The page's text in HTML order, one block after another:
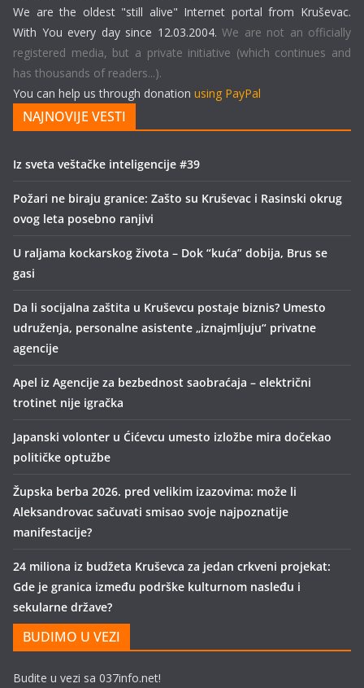
We are the oldest "still alive" Internet portal from Kruševac.
With You every day since 12.03.2004. We are not an officially
registered media, but a private initiative (which continues and
has thousands of readers...).
You can help us through donation using PayPal
NAJNOVIJE VESTI
Iz sveta veštačke inteligencije #39
Požari ne biraju granice: Zašto su Kruševac i Rasinski okrug
ovog leta posebno ranjivi
U raljama kockarskog života – Dok “kuća” dobija, Brus se
gasi
Da li socijalna zaštita u Kruševcu postaje biznis? Umesto
udruženja, personalne asistente „iznajmljuju“ privatne
agencije
Apel iz Agencije za bezbednost saobraćaja – električni
trotinet nije igračka
Japanski volonter u Ćićevcu umesto izložbe mira dočekao
političke optužbe
Župska berba 2026. pred velikim izazovima: može li
Aleksandrovac sačuvati smisao svoje najpoznatije
manifestacije?
24 miliona iz budžeta Kruševca za jedan crkveni projekat:
Gde je granica između podrške kulturnom nasleđu i
sekularne države?
BUDIMO U VEZI
Budite u vezi sa 037info.net!